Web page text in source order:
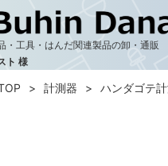
・工具・はんだ関連製品の卸・通販
ト 様
計測器 ハンダゴテ